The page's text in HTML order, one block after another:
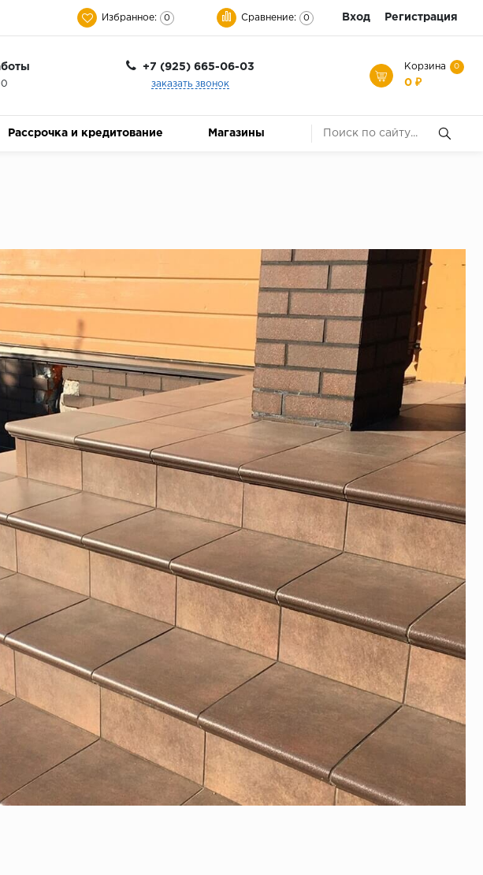
Избранное: 0 Сравнение: 0 Вход Регистрация
+7 (925) 665-06-03
заказать звонок
Корзина 0
0 ₽
Рассрочка и кредитование Магазины